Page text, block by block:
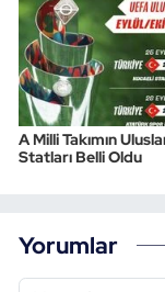
A Milli Takımın
Statları Belli Oldu
Yorumlar